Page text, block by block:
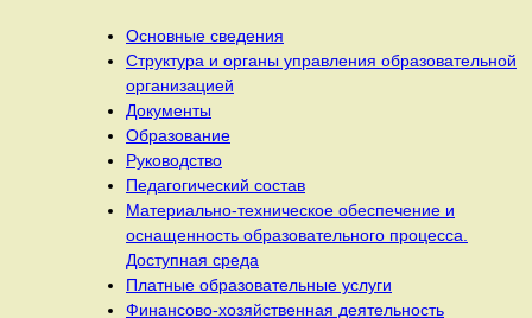
Основные сведения
Структура и органы управления образовательной
организацией
Документы
Образование
Руководство
Педагогический состав
Материально-техническое обеспечение и
оснащенность образовательного процесса.
Доступная среда
Платные образовательные услуги
Финансово-хозяйственная деятельность